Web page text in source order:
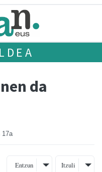
da
17a
Entzun Itzuli